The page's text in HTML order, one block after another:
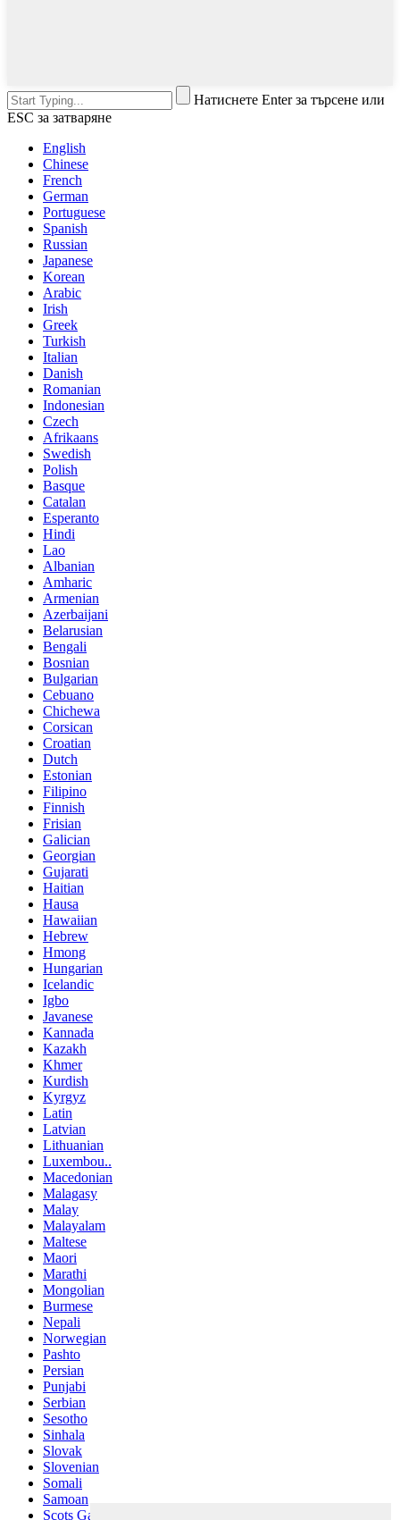
Натиснете Enter за търсене или
ESC за затваряне
English
Chinese
French
German
Portuguese
Spanish
Russian
Japanese
Korean
Arabic
Irish
Greek
Turkish
Italian
Danish
Romanian
Indonesian
Czech
Afrikaans
Swedish
Polish
Basque
Catalan
Esperanto
Hindi
Lao
Albanian
Amharic
Armenian
Azerbaijani
Belarusian
Bengali
Bosnian
Bulgarian
Cebuano
Chichewa
Corsican
Croatian
Dutch
Estonian
Filipino
Finnish
Frisian
Galician
Georgian
Gujarati
Haitian
Hausa
Hawaiian
Hebrew
Hmong
Hungarian
Icelandic
Igbo
Javanese
Kannada
Kazakh
Khmer
Kurdish
Kyrgyz
Latin
Latvian
Lithuanian
Luxembou..
Macedonian
Malagasy
Malay
Malayalam
Maltese
Maori
Marathi
Mongolian
Burmese
Nepali
Norwegian
Pashto
Persian
Punjabi
Serbian
Sesotho
Sinhala
Slovak
Slovenian
Somali
Samoan
Scots Gaelic